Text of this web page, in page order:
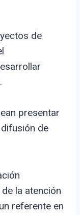
de
presentar
de
la atención
referente en